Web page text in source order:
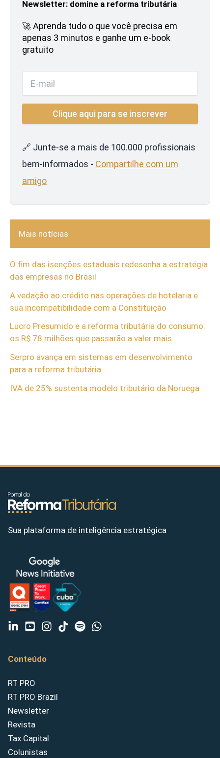
Newsletter: domine a reforma tributária
🚀 Aprenda tudo o que você precisa em
apenas 3 minutos e ganhe um e-book
gratuito
🔗 Junte-se a mais de 100.000 profissionais
bem-informados - Compartilhe com um
amigo
Mais notícias
O fim das isenções estaduais redesenha a estratégia
das empresas no Brasil
A vedação ao crédito nas operações de hotelaria e
sua incompatibilidade com a Constituição
Lucro Presumido e a reforma tributária do consumo:
os R$ 78 milhões que passarão a valer mais
Serpro avança em sistemas em desenvolvimento
para a reforma tributária
IVA de 25% sustenta modelo tributário da Noruega
Sua plataforma de inteligência estratégica
Conteúdo
RT PRO
RT PRO Brazil
Newsletter
Revista
Tax Capital
Colunistas